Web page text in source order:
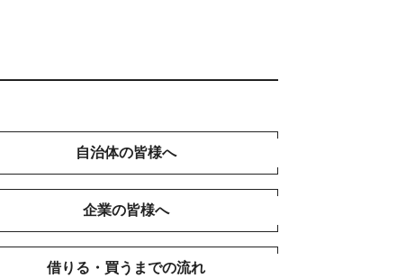
自治体の皆様へ
企業の皆様へ
借りる・買うまでの流れ